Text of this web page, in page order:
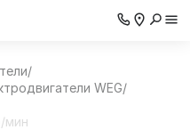
/
WEG/
мин